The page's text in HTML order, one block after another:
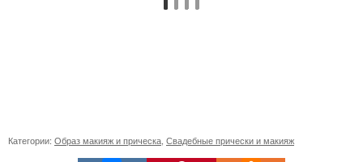
Категории: Образ макияж и прическа Свадебные прически и макияж